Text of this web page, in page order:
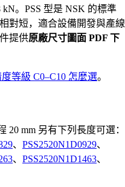
。PSS 型是 NSK 的標準
對短，適合設備開發與產線
提供原廠尺寸圖面 PDF 下
等級 C0–C10 怎麼選。
20 mm 另有下列長度可選：
、 PSS2520N1D0929、
、 PSS2520N1D1463、